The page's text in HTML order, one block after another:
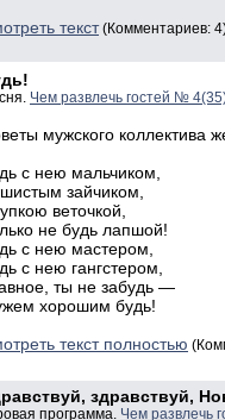
текст(Комментариев:
Чем развлечь гостей №
мужского коллектива
с нею мальчиком,
зайчиком,
веточкой,
не будь лапшой!
с нею мастером,
с нею гангстером,
ты не забудь —
хорошим будь!
текст полностью
здравствуй,
программа. Чем развлечь